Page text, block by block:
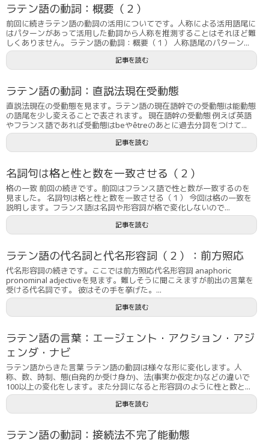
ラテン語の動詞：概要（２）
前回に続きラテン語の動詞の活用についてです。人称による活用語尾に
はパターンがあって活用した動詞から人称を推測することはそれほど難
しくありません。 ラテン語の動詞：概要（１） 人称語尾のパターン...
記事を読む
ラテン語の動詞：直説法現在受動態
直説法現在の受動態を見ます。ラテン語の現在語幹での受動態は能動態
の語尾を少し変えることで表されます。 現在語幹の受動態 例えば英語
やフランス語であれば受動態はbeやêtreのあとに過去分詞をつけて...
記事を読む
名詞句は格と性と数を一致させる（２）
格の一致 前回の続きです。前回はフランス語で性と数が一致するのを
見ました。 名詞句は格と性と数を一致させる（１） 今回は格の一致を
説明します。フランス語は名詞や形容詞が格で変化しないので...
記事を読む
ラテン語の代名詞と代名形容詞（２）：前方照応
代名形容詞の続きです。ここでは前方照応代名形容詞 anaphoric
pronominal adjectiveを見ます。難しそうに聞こえますが前出の言葉を
受ける代名詞です。 彼はその手を挙げた。...
記事を読む
ラテン語の言葉：エージェント・アクション・アジ
ェンダ・ナビ
ラテン語からきた言葉 ラテン語の動詞は様々な形に変化します。人
称、数、時制、態(自発的か受け身か)、法(事実か仮定か)などの違いで
100以上の変化をします。また分詞になると形容詞のように性と数と...
記事を読む
ラテン語の動詞：接続法不完了能動態